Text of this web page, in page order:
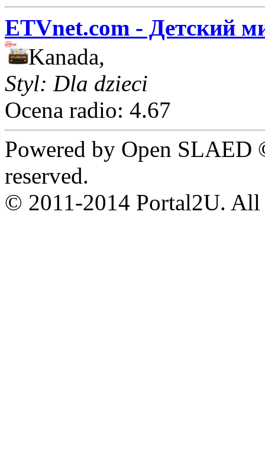
ETVnet.com - Детский
Kanada,
Styl: Dla dzieci
Ocena radio: 4.67
Powered by Open
reserved.
© 2011-2014 Portal2U. All